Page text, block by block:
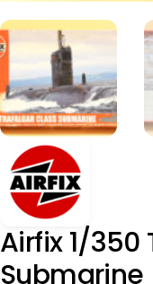
Airfix 1/350
Submarine